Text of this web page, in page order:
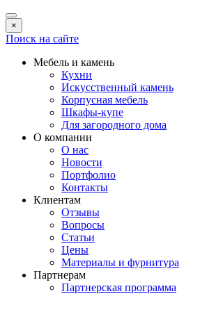
×
Поиск на сайте
Мебель и камень
Кухни
Искусственный камень
Корпусная мебель
Шкафы-купе
Для загородного дома
О компании
О нас
Новости
Портфолио
Контакты
Клиентам
Отзывы
Вопросы
Статьи
Цены
Материалы и фурнитура
Партнерам
Партнерская программа